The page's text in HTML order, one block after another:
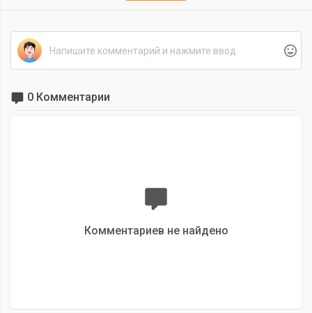
0 Комментарии
Комментариев не найдено